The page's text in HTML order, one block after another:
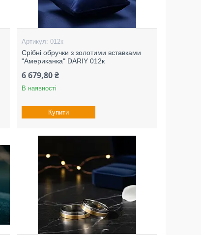
012к
Срібні обручки з золотими вставками
"Американка" DARIY 012к
6 679,80 ₴
В наявності
Купити